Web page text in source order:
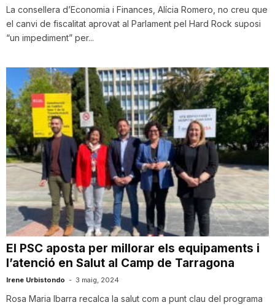
a
g
o
n
a
La consellera d’Economia i Finances, Alícia Romero, no creu que
el canvi de fiscalitat aprovat al Parlament pel Hard Rock suposi
“un impediment” per...
El PSC aposta per millorar els equipaments i
l’atenció en Salut al Camp de Tarragona
Irene Urbistondo - 3 maig, 2024
Rosa Maria Ibarra recalca la salut com a punt clau del programa